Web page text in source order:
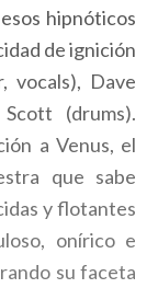
hipnóticos
de ignición
vocals), Dave
(drums).
a Venus, el
que sabe
y flotantes
onírico e
su faceta